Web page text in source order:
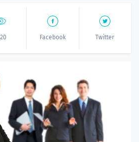
Facebook Twitter